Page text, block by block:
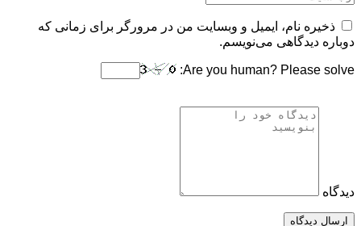
ذخیره نام، ایمیل و وبسایت من در مرورگر برای زمانی که
دوباره دیدگاهی می‌نویسم.
Are you human? Please solve:
دیدگاه